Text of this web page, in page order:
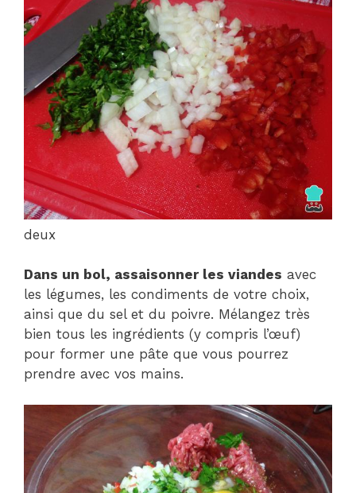
deux
Dans un bol, assaisonner les viandes avec
les légumes, les condiments de votre choix,
ainsi que du sel et du poivre. Mélangez très
bien tous les ingrédients (y compris l’œuf)
pour former une pâte que vous pourrez
prendre avec vos mains.